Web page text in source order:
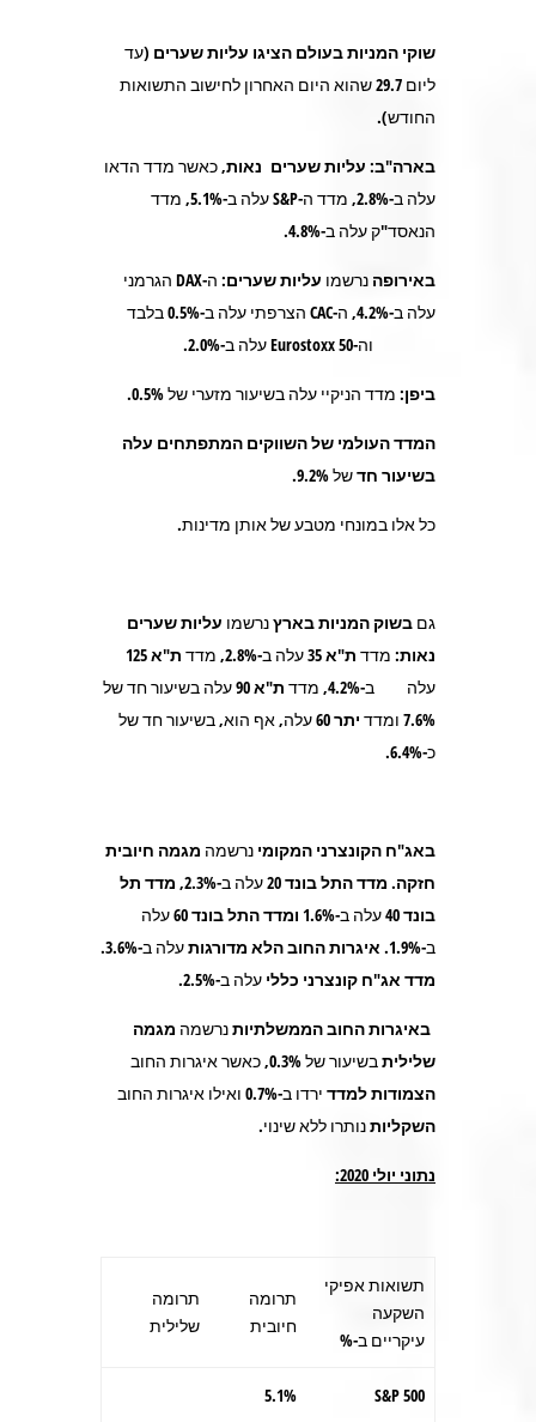
שוקי המניות בעולם הציגו עליות שערים (עד
ליום 29.7 שהוא היום האחרון לחישוב התשואות
החודש).
בארה"ב: עליות שערים נאות, כאשר מדד הדאו
עלה ב-2.8%, מדד ה-S&P עלה ב-5.1%, מדד
הנאסד"ק עלה ב-4.8%.
באירופה נרשמו עליות שערים
: ה-DAX הגרמני
עלה ב-4.2%, ה-CAC הצרפתי עלה ב-0.5% בלבד
וה-Eurostoxx 50 עלה ב-2.0%.
ביפן: מדד הניקיי עלה בשיעור מזערי של 0.5%.
המדד העולמי של השווקים המתפתחים עלה
בשיעור חדשל 9.2%.
כל אלו במונחי מטבע של אותן מדינות.
גם בשוק המניות בארץנרשמו עליות שערים
נאות: מדד ת"א35עלה ב-2.8%, מדד
ת"א 125
עלה ב-4.2%, מדד
ת"א 90
עלה בשיעור חד של
7.6% ומדד
יתר 60
עלה, אף הוא, בשיעור חד של
כ-6.4%.
באג"ח הקונצרני המקומי נרשמה מגמה חיובית
חזקה. מדד התל בונד 20 עלה ב-2.3%,
מדד תל
בונד 40
עלה ב-1.6% ומדד התל בונד 60
עלה
ב-1.9%.
איגרות החוב הלא מדורגותעלה ב-3.6%.
מדד אג"ח קונצרני כללי עלה ב-2.5%.
באיגרות החוב הממשלתיותנרשמה מגמה
שליליתבשיעור של 0.3%, כאשר איגרות החוב
הצמודותלמדד ירדו ב-0.7% ואילו איגרות החוב
השקליותנותרו ללא שינוי.
נתוני יולי 2020:
תשואות אפיקי
השקעה
עיקריים ב-%
תרומה
חיובית
תרומה
שלילית
S&P 500
5.1%